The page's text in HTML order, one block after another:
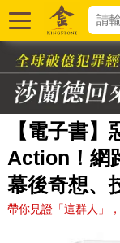
【電子書】
Action！網
幕後奇想、
帶你見證「這群人」